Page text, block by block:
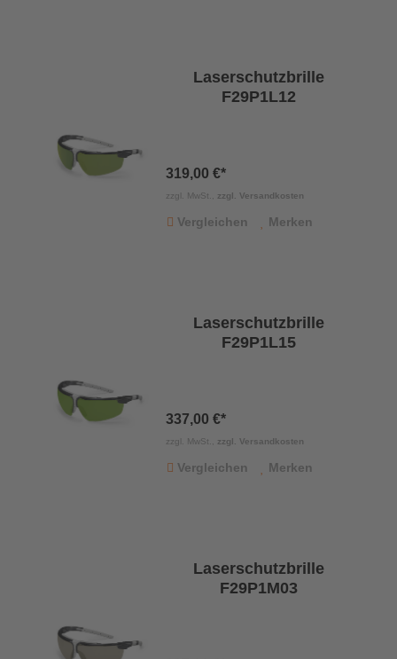
Laserschutzbrille
F29P1L12
319,00 €*
zzgl. MwSt., zzgl. Versandkosten
Vergleichen Merken
Laserschutzbrille
F29P1L15
337,00 €*
zzgl. MwSt., zzgl. Versandkosten
Vergleichen Merken
Laserschutzbrille
F29P1M03